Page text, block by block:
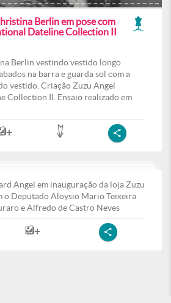
Berlin em pose com
Dateline Collection II
Berlin vestindo vestido longo
na barra e guarda sol com a
vestido. Criação Zuzu Angel
Collection II. Ensaio realizado em
Angel em inauguração da loja Zuzu
o Deputado Aloysio Mario Teixeira
e Alfredo de Castro Neves